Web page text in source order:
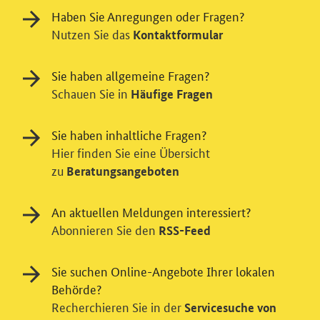
Einwilligung in Tracking und / oder
Wir bitten Sie an dieser Stelle um Ihre Einwilligung für
verschiedene Zusatzdienste unserer Webseite: Wir
datenschutzfreundlicher Statistiken verstehen, um
unsere Öffentlichkeitsarbeit zu verbessern. Zusätzlich
können Sie in die Nutzung eines Videodienstes
Haben Sie Anregungen oder Fragen?
Nutzen Sie das Kontaktformular
Sie haben allgemeine Fragen?
Schauen Sie in Häufige Fragen
Sie haben inhaltliche Fragen?
Hier finden Sie eine Übersicht
zu Beratungsangeboten
An aktuellen Meldungen interessiert?
Abonnieren Sie den RSS-Feed
Sie suchen Online-Angebote Ihrer lokalen
Behörde?
Recherchieren Sie in der Servicesuche von